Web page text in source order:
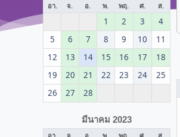
อา. จ. อ. พ. พฤ. ศ. ส.
1 2 3
4
5
6 7 8 9 10
11
12
13 14 15 16 17
18
19
20 21 22 23 24
25
26
27 28
มีนาคม 2023